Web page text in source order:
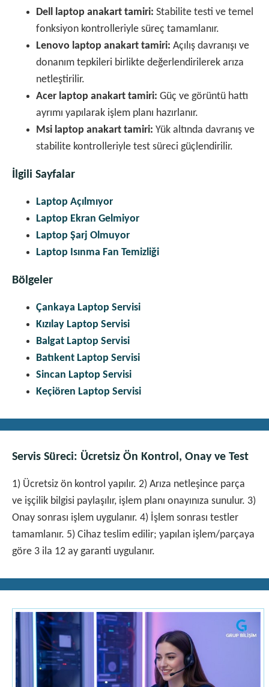
Dell laptop anakart tamiri: Stabilite testi ve temel
fonksiyon kontrolleriyle süreç tamamlanır.
Lenovo laptop anakart tamiri: Açılış davranışı ve
donanım tepkileri birlikte değerlendirilerek arıza
netleştirilir.
Acer laptop anakart tamiri: Güç ve görüntü hattı
ayrımı yapılarak işlem planı hazırlanır.
Msi laptop anakart tamiri: Yük altında davranış ve
stabilite kontrolleriyle test süreci güçlendirilir.
İlgili Sayfalar
Laptop Açılmıyor
Laptop Ekran Gelmiyor
Laptop Şarj Olmuyor
Laptop Isınma Fan Temizliği
Bölgeler
Çankaya Laptop Servisi
Kızılay Laptop Servisi
Balgat Laptop Servisi
Batıkent Laptop Servisi
Sincan Laptop Servisi
Keçiören Laptop Servisi
Servis Süreci: Ücretsiz Ön Kontrol, Onay ve Test
1) Ücretsiz ön kontrol yapılır. 2) Arıza netleşince parça
ve işçilik bilgisi paylaşılır, işlem planı onayınıza sunulur. 3)
Onay sonrası işlem uygulanır. 4) İşlem sonrası testler
tamamlanır. 5) Cihaz teslim edilir; yapılan işlem/parçaya
göre 3 ila 12 ay garanti uygulanır.